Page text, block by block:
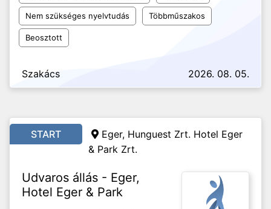
Nem szükséges nyelvtudás Többműszakos
Beosztott
Szakács 2026. 08. 05.
START
Eger, Hunguest Zrt. Hotel Eger
& Park Zrt.
Udvaros állás - Eger,
Hotel Eger & Park